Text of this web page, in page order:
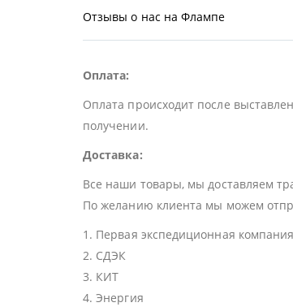
Отзывы о нас на Флампе
Оплата:
Оплата происходит после
получении.
Доставка:
Все наши товары, мы доставляем
По желанию клиента мы можем
1. Первая экспедиционная
2. СДЭК
3. КИТ
4. Энергия